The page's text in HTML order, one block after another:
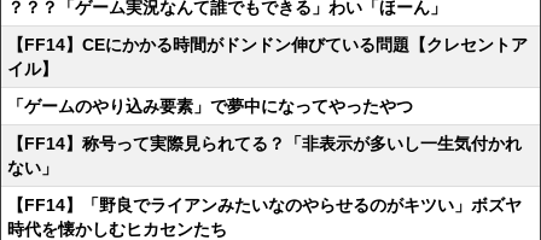
？？？「ゲーム実況なんて誰でもできる」わい「ほーん」
【FF14】CEにかかる時間がドンドン伸びている問題【クレセントア
イル】
「ゲームのやり込み要素」で夢中になってやったやつ
【FF14】称号って実際見られてる？「非表示が多いし一生気付かれ
ない」
【FF14】「野良でライアンみたいなのやらせるのがキツい」ボズヤ
時代を懐かしむヒカセンたち